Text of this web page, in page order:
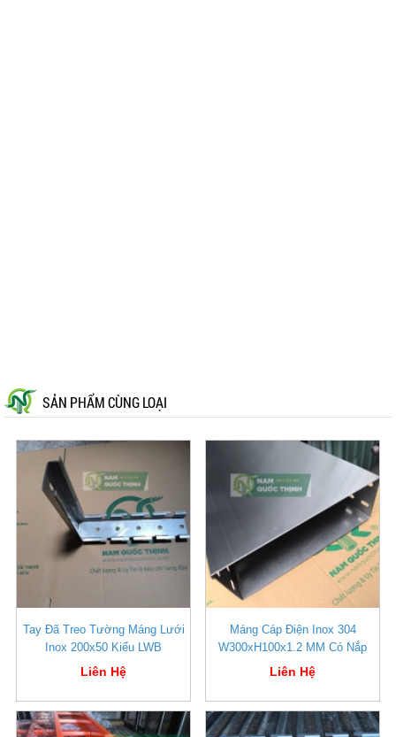
SẢN PHẨM CÙNG LOẠI
Tay Đã Treo Tường Máng Lưới
Inox 200x50 Kiểu LWB
Liên Hệ
Máng Cáp Điện Inox 304
W300xH100x1.2 MM Có Nắp
Liên Hệ